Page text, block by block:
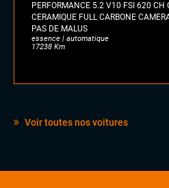
Eclairage d'ambiance
Pack Carbone
Palettes au volant
Volant cuir
PERFORMANCE 5.2 V10 FSI 620 CH
CERAMIQUE FULL CARBONE
PAS DE MALUS
essence | automatique
17238 Km
Voir toutes nos voitures